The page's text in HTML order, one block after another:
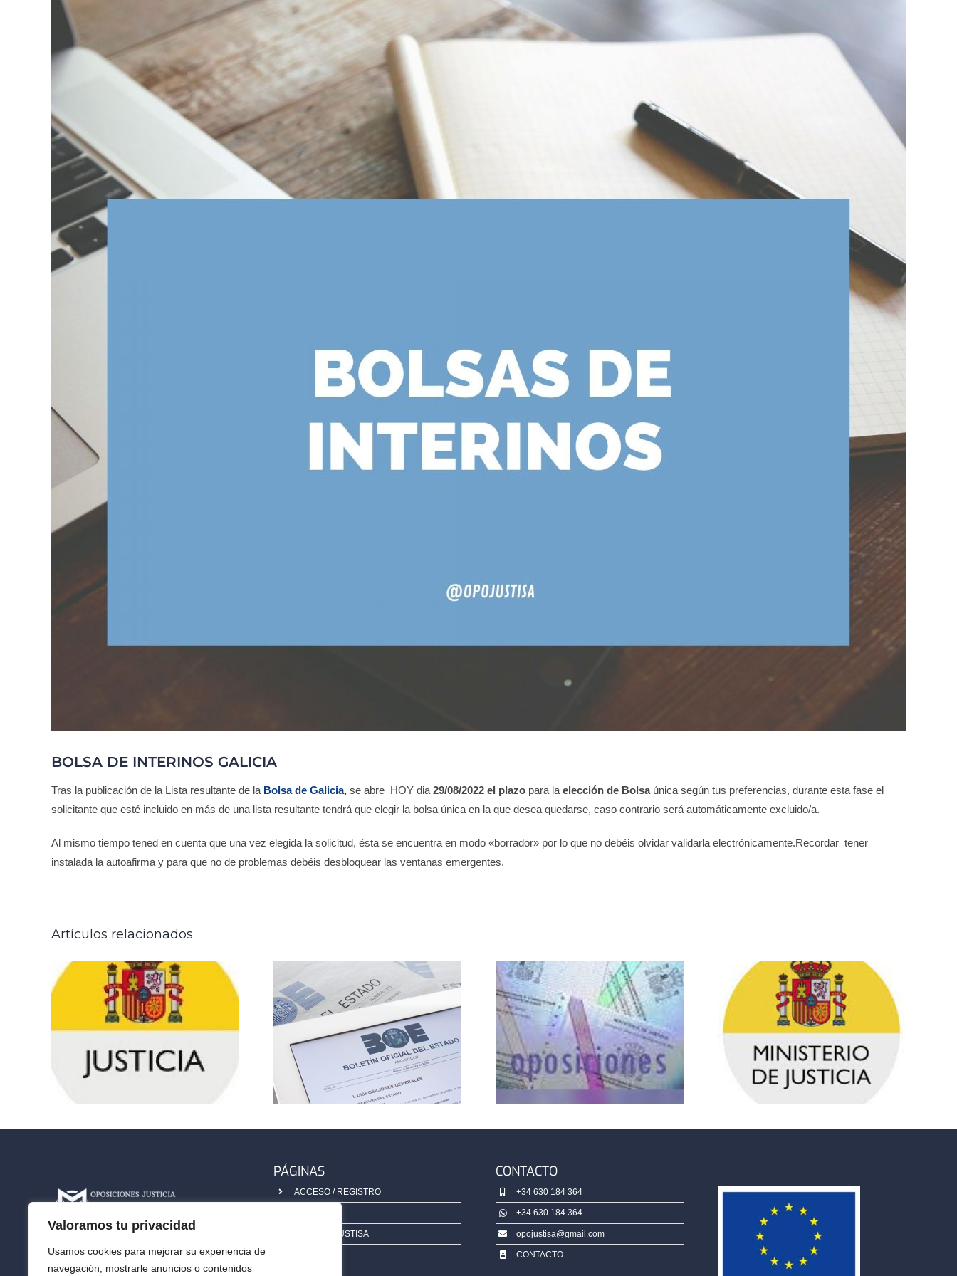
Valoramos tu privacidad
Usamos cookies para mejorar su experiencia de
navegación, mostrarle anuncios o contenidos
BOLSA DE INTERINOS GALICIA
Tras la publicación de la Lista resultante de la Bolsa de Galicia,se abre HOY dia29/08/2022 el plazopara laelección de Bolsaúnica según tus preferencias, durante esta fase el
solicitante que esté incluido en más de una lista resultante tendrá que elegir la bolsa única en la que desea quedarse, caso contrario será automáticamente excluido/a.
Al mismo tiempo tened en cuenta que una vez elegida la solicitud, ésta se encuentra en modo «borrador» por lo que no debéis olvidar validarla electrónicamente.Recordar tener
instalada la autoafirma y para que no de problemas debéis desbloquear las ventanas emergentes.
Artículos relacionados
REFORMA DE
CONSTITUCIÓN
LISTADOS
APROBADOS
TRAMITACIÓN
PROCESAL,
TURNO LIBRE
(ORDEN
PUBLICADA LA
OFERTA DE
EMPLEO
PÚBLICO 2026
(OEP2026)
FECHA
EXAMEN
GESTIÓN
PROCESAL,
TRAMITACIÓN
PROCESAL Y
(ORDEN
JUS/1549/2025)
de laAdministración deJusticia
PÁGINAS
ACCESO / REGISTRO
TESTOPOJUSTISA
CONTACTO
+34 630 184 364
+34 630 184 364
opojustisa@gmail.com
CONTACTO